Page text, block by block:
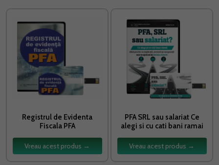
Registrul de Evidenta
Fiscala PFA
Vreau acest produs →
PFA SRL sau salariat Ce
alegi si cu cati bani ramai
Vreau acest produs →